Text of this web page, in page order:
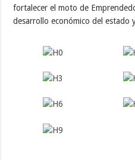
fortalecer el moto de
desarrollo económico del estado